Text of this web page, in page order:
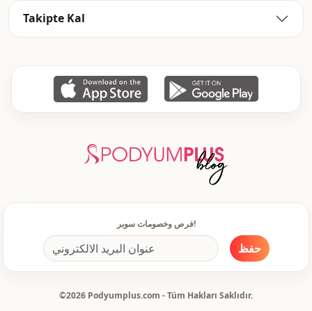
السماكة متوسط
تفاصيل الكم كم طويل
ذو حزام
الاستخدام دعوة
Takipte Kal
فرص وخصومات سوبر!
حفظ
©2026 Podyumplus.com - Tüm Hakları Saklıdır.